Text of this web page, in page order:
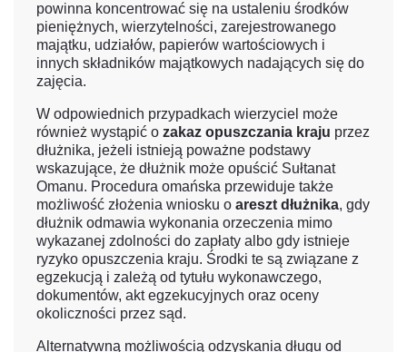
powinna koncentrować się na ustaleniu środków
pieniężnych, wierzytelności, zarejestrowanego
majątku, udziałów, papierów wartościowych i
innych składników majątkowych nadających się do
zajęcia.
W odpowiednich przypadkach wierzyciel może
również wystąpić o zakaz opuszczania kraju przez
dłużnika, jeżeli istnieją poważne podstawy
wskazujące, że dłużnik może opuścić Sułtanat
Omanu. Procedura omańska przewiduje także
możliwość złożenia wniosku o areszt dłużnika, gdy
dłużnik odmawia wykonania orzeczenia mimo
wykazanej zdolności do zapłaty albo gdy istnieje
ryzyko opuszczenia kraju. Środki te są związane z
egzekucją i zależą od tytułu wykonawczego,
dokumentów, akt egzekucyjnych oraz oceny
okoliczności przez sąd.
Alternatywną możliwością odzyskania długu od